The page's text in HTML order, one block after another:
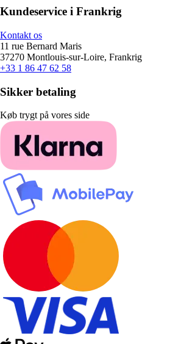
Kundeservice i Frankrig
Kontakt os
11 rue Bernard Maris
37270 Montlouis-sur-Loire, Frankrig
+33 1 86 47 62 58
Sikker betaling
Køb trygt på vores side